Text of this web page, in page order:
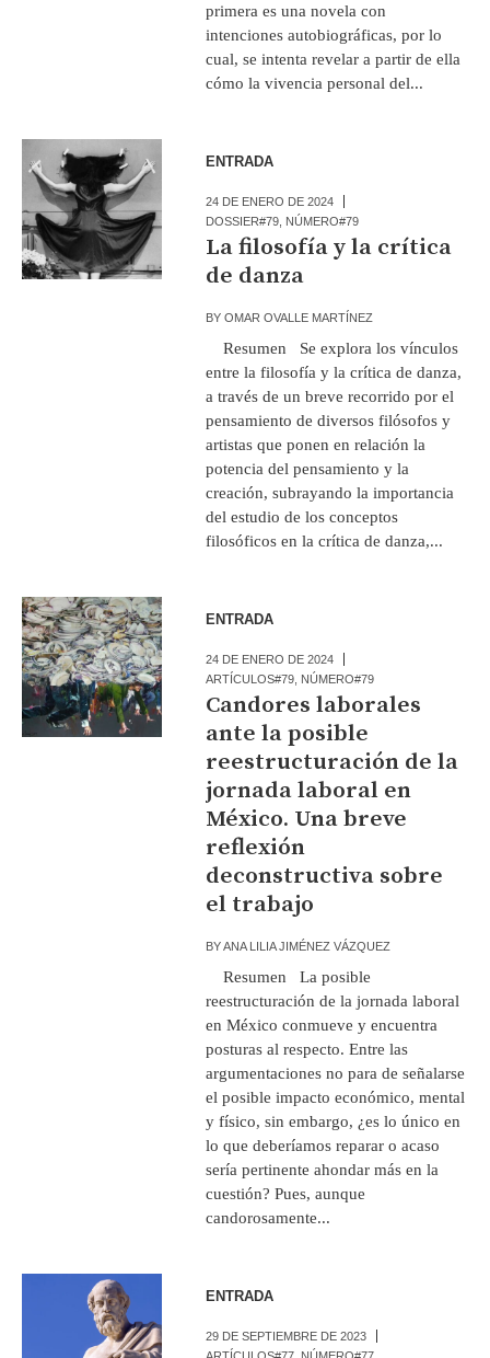
primera es una novela con
intenciones autobiográficas, por lo
cual, se intenta revelar a partir de ella
cómo la vivencia personal del...
ENTRADA
24 DE ENERO DE 2024
DOSSIER#79 NÚMERO#79
La filosofía y la crítica
de danza
BYOMAR OVALLE MARTÍNEZ
Resumen Se explora los vínculos
entre la filosofía y la crítica de danza,
a través de un breve recorrido por el
pensamiento de diversos filósofos y
artistas que ponen en relación la
potencia del pensamiento y la
creación, subrayando la importancia
del estudio de los conceptos
filosóficos en la crítica de danza,...
ENTRADA
24 DE ENERO DE 2024
ARTÍCULOS#79 NÚMERO#79
Candores laborales
ante la posible
reestructuración de la
jornada laboral en
México. Una breve
reflexión
deconstructiva sobre
el trabajo
BYANA LILIA JIMÉNEZ VÁZQUEZ
Resumen La posible
reestructuración de la jornada laboral
en México conmueve y encuentra
posturas al respecto. Entre las
argumentaciones no para de señalarse
el posible impacto económico, mental
y físico, sin embargo, ¿es lo único en
lo que deberíamos reparar o acaso
sería pertinente ahondar más en la
cuestión? Pues, aunque
candorosamente...
ENTRADA
29 DE SEPTIEMBRE DE 2023